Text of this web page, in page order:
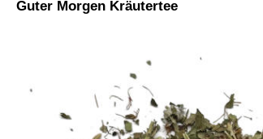
Guter Morgen Kräutertee